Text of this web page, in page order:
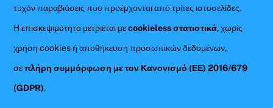
τυχόν παραβιάσεις που προέρχονται από τρίτες ιστοσελίδες.
Η επισκεψιμότητα μετριέται μεcookieless στατιστικά, χωρίς
χρήση cookies ή αποθήκευση προσωπικών δεδομένων,
σεπλήρη συμμόρφωση με τον Κανονισμό (ΕΕ) 2016/679
(GDPR).